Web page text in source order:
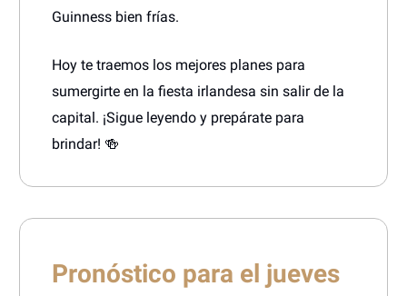
Guinness bien frías.
Hoy te traemos los mejores planes para
sumergirte en la fiesta irlandesa sin salir de la
capital. ¡Sigue leyendo y prepárate para
brindar! 🍻
Pronóstico para el jueves